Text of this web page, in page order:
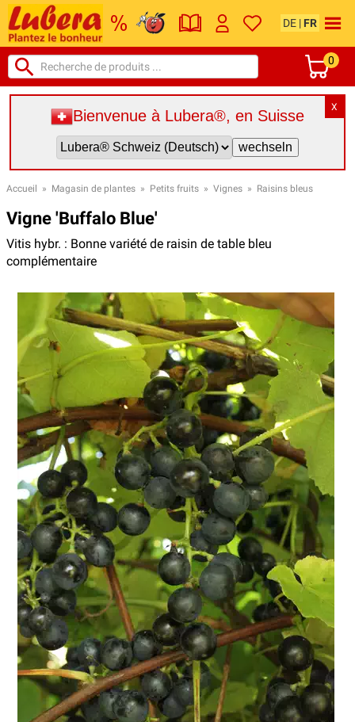
DE | FR
0
X
Bienvenue à Lubera®, en Suisse
Accueil » Magasin de plantes » Petits fruits » Vignes » Raisins bleus
Vigne 'Buffalo Blue'
Vitis hybr. : Bonne variété de raisin de table bleu
complémentaire